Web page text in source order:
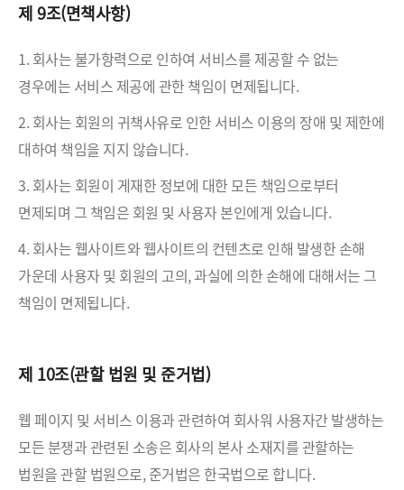
제 9조(면책사항)
1. 회사는 불가항력으로 인하여 서비스를 제공할 수 없는
경우에는 서비스 제공에 관한 책임이 면제됩니다.
2. 회사는 회원의 귀책사유로 인한 서비스 이용의 장애 및 제한에
대하여 책임을 지지 않습니다.
3. 회사는 회원이 게재한 정보에 대한 모든 책임으로부터
면제되며 그 책임은 회원 및 사용자 본인에게 있습니다.
4. 회사는 웹사이트와 웹사이트의 컨텐츠로 인해 발생한 손해
가운데 사용자 및 회원의 고의, 과실에 의한 손해에 대해서는 그
책임이 면제됩니다.
제 10조(관할 법원 및 준거법)
웹 페이지 및 서비스 이용과 관련하여 회사워 사용자간 발생하는
모든 분쟁과 관련된 소송은 회사의 본사 소재지를관할하는
법원을 관할 법원으로, 준거법은 한국법으로 합니다.